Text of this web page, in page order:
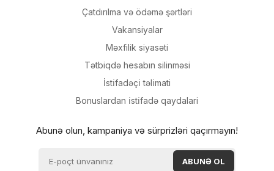
Çatdırılma və ödəmə şərtləri
Vakansiyalar
Məxfilik siyasəti
Tətbiqdə hesabın silinməsi
İsti̇fadəçi̇ təli̇mati
Bonuslardan i̇sti̇fadə qaydalari
Abunə olun, kampaniya və sürprizləri qaçırmayın!